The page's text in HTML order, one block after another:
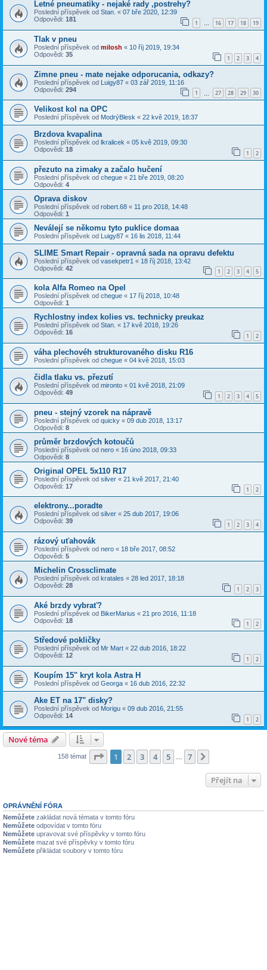
Letné pneumatiky - nejaké rady ,postrehy?
Poslední příspěvek od Stan. « 07 bře 2020, 12:39
Odpovědi: 181 1 … 16 17 18 19
Tlak v pneu
Poslední příspěvek od milosh « 10 říj 2019, 19:34
Odpovědi: 35 1 2 3 4
Zimne pneu - mate nejake odporucania, odkazy?
Poslední příspěvek od Luigy87 « 03 zář 2019, 11:16
Odpovědi: 294 1 27 28 29 30
Velikost kol na OPC
Poslední příspěvek od ModrýBlesk « 22 kvě 2019, 18:37
Brzdova kvapalina
Poslední příspěvek od lkralicek « 05 kvě 2019, 09:30
Odpovědi: 18 1 2
přezuto na zimaky a začalo hučení
Poslední příspěvek od chegue « 21 bře 2019, 08:20
Odpovědi: 4
Oprava diskov
Poslední příspěvek od robert.68 « 11 pro 2018, 14:48
Odpovědi: 1
Neválejí se někomu tyto puklice domaa
Poslední příspěvek od Luigy87 « 16 lis 2018, 11:44
SLIME Smart Repair - opravná sada na opravu defektu
Poslední příspěvek od vasekpetr1 « 18 říj 2018, 13:42
Odpovědi: 42 1 2 3 4 5
kola Alfa Romeo na Opel
Poslední příspěvek od chegue « 17 říj 2018, 10:48
Odpovědi: 1
Rychlostny index kolies vs. technicky preukaz
Poslední příspěvek od Stan. « 17 kvě 2018, 19:26
Odpovědi: 16 1 2
váha plechovéh strukturovaného disku R16
Poslední příspěvek od chegue « 04 kvě 2018, 15:03
čidla tlaku vs. přezutí
Poslední příspěvek od mironto « 01 kvě 2018, 21:09
Odpovědi: 49 1 2 3 4 5
pneu - stejný vzorek na nápravě
Poslední příspěvek od quicky « 09 dub 2018, 13:17
Odpovědi: 8
průměr brzdových kotoučů
Poslední příspěvek od nero « 16 úno 2018, 09:33
Odpovědi: 8
Original OPEL 5x110 R17
Poslední příspěvek od silver « 21 kvě 2017, 21:40
Odpovědi: 17 1 2
elektrony...poradte
Poslední příspěvek od silver « 25 dub 2017, 19:06
Odpovědi: 39 1 2 3 4
rázový uťahovák
Poslední příspěvek od nero « 18 bře 2017, 08:52
Odpovědi: 5
Michelin Crossclimate
Poslední příspěvek od kratales « 28 led 2017, 18:18
Odpovědi: 28 1 2 3
Aké brzdy vybrať?
Poslední příspěvek od BikerMarius « 21 pro 2016, 11:18
Odpovědi: 18 1 2
Středové pokličky
Poslední příspěvek od Mr Mart « 22 dub 2016, 18:22
Odpovědi: 12 1 2
Koupím 15" kryt kola Astra H
Poslední příspěvek od Georga « 16 dub 2016, 22:32
Ake ET na 17" disky?
Poslední příspěvek od Morigu « 09 dub 2016, 21:55
Odpovědi: 14 1 2
Nové téma
158 témat Stránka z
1 2 3 4 5 7
Přejít na
OPRÁVNĚNÍ FÓRA
Nemůžete zakládat nová témata v tomto fóru
Nemůžete odpovídat v tomto fóru
Nemůžete upravovat své příspěvky v tomto fóru
Nemůžete mazat své příspěvky v tomto fóru
Nemůžete přikládat soubory v tomto fóru